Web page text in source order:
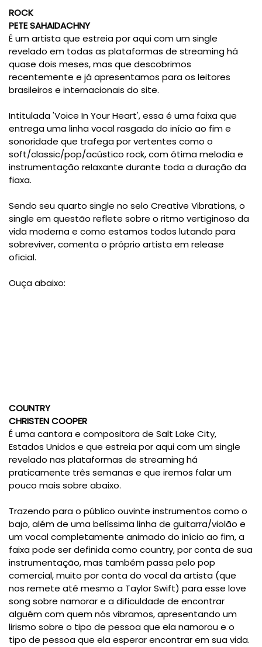
ROCK
PETE SAHAIDACHNY
É um artista que estreia por aqui com um single
revelado em todas as plataformas de streaming há
quase dois meses, mas que descobrimos
recentemente e já apresentamos para os leitores
brasileiros e internacionais do site.
Intitulada 'Voice In Your Heart', essa é uma faixa que
entrega uma linha vocal rasgada do início ao fim e
sonoridade que trafega por vertentes como o
soft/classic/pop/acústico rock, com ótima melodia e
instrumentação relaxante durante toda a duração da
fiaxa.
Sendo seu quarto single no selo Creative Vibrations, o
single em questão reflete sobre o ritmo vertiginoso da
vida moderna e como estamos todos lutando para
sobreviver, comenta o próprio artista em release
oficial.
Ouça abaixo:
COUNTRY
CHRISTEN COOPER
É uma cantora e compositora de Salt Lake City,
Estados Unidos e que estreia por aqui com um single
revelado nas plataformas de streaming há
praticamente três semanas e que iremos falar um
pouco mais sobre abaixo.
Trazendo para o público ouvinte instrumentos como o
bajo, além de uma belíssima linha de guitarra/violão e
um vocal completamente animado do início ao fim, a
faixa pode ser definida como country, por conta de sua
instrumentação, mas também passa pelo pop
comercial, muito por conta do vocal da artista (que
nos remete até mesmo a Taylor Swift) para esse love
song sobre namorar e a dificuldade de encontrar
alguém com quem nós vibramos, apresentando um
lirismo sobre o tipo de pessoa que ela namorou e o
tipo de pessoa que ela esperar encontrar em sua vida.